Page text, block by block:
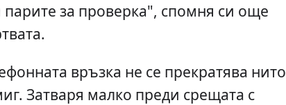
за проверка", спомня си още
връзка не се прекратява нито
Затваря малко преди срещата с